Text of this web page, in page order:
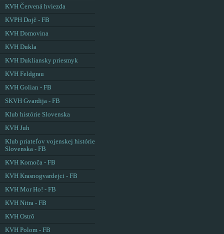
KVH Červená hviezda
KVPH Dojč - FB
KVH Domovina
KVH Dukla
KVH Dukliansky priesmyk
KVH Feldgrau
KVH Golian - FB
SKVH Gvardija - FB
Klub histórie Slovenska
KVH Juh
Klub priateľov vojenskej histórie
Slovenska - FB
KVH Komoča - FB
KVH Krasnogvardejci - FB
KVH Mor Ho! - FB
KVH Nitra - FB
KVH Ostrô
KVH Polom - FB